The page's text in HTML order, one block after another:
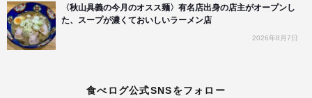
〈秋山具義の今月のオスス麺〉有名店出身の店主がオープンし
た、スープが濃くておいしいラーメン店
2026年8月7日
食べログ公式SNSをフォロー